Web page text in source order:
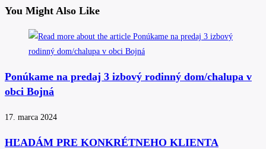
You Might Also Like
Ponúkame na predaj 3 izbový rodinný dom/chalupa v
obci Bojná
17. marca 2024
HĽADÁM PRE KONKRÉTNEHO KLIENTA